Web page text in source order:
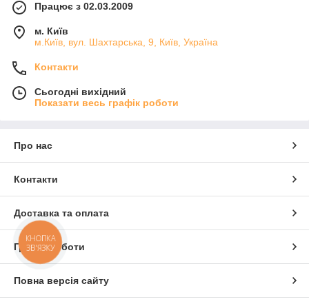
Працює з 02.03.2009
м. Київ
м.Київ, вул. Шахтарська, 9, Київ, Україна
Контакти
Сьогодні вихідний
Показати весь графік роботи
Про нас
Контакти
Доставка та оплата
Графік роботи
Повна версія сайту
КНОПКА
ЗВ'ЯЗКУ